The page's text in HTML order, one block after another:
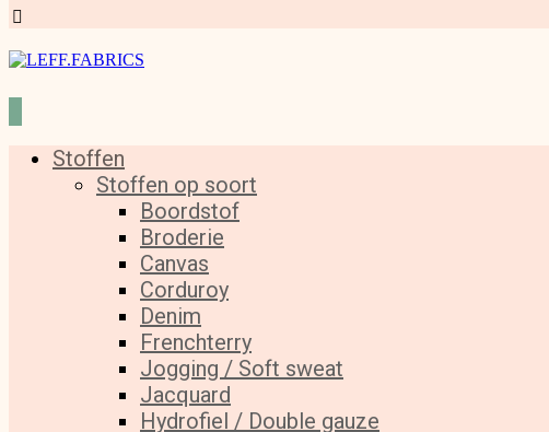
Stoffen
Stoffen op soort
Boordstof
Broderie
Canvas
Corduroy
Denim
Frenchterry
Jogging / Soft sweat
Jacquard
Hydrofiel / Double gauze